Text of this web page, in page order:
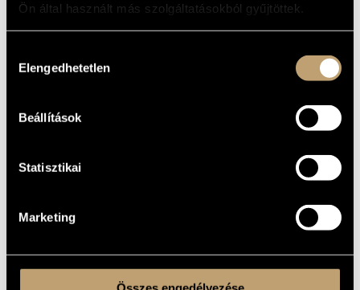
Ön által használt más szolgáltatásokból gyűjtöttek.
kiválasztása
Elengedhetetlen
Beállítások
Statisztikai
Marketing